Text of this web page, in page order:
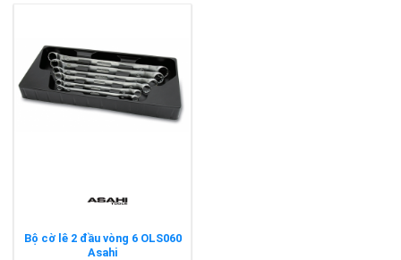
Bộ cờ lê 2 đầu vòng 6 OLS060
Asahi